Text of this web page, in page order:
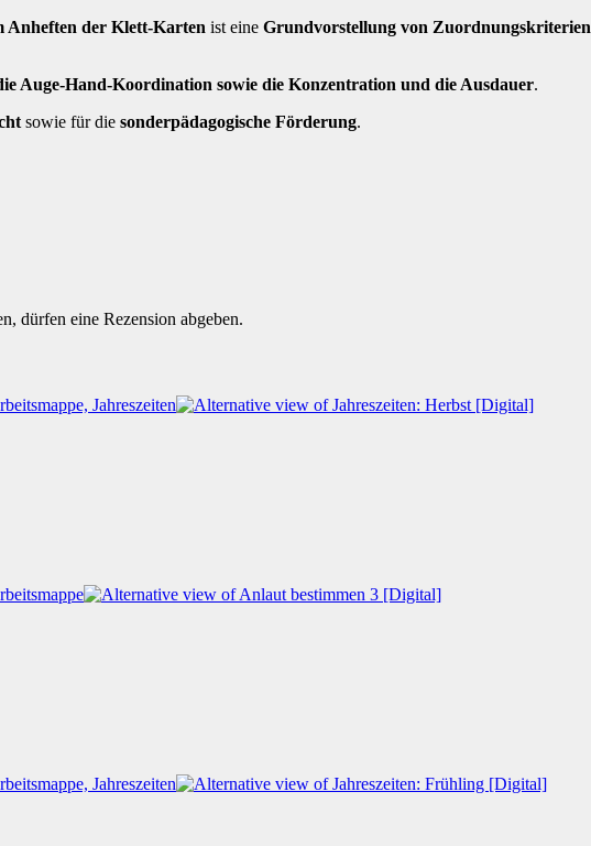
Anheften der Klett-Karten ist eine Grundvorstellung von Zuordnungskriterien
Auge-Hand-Koordination sowie die Konzentration und die Ausdauer.
sowie für die sonderpädagogische Förderung.
dürfen eine Rezension abgeben.